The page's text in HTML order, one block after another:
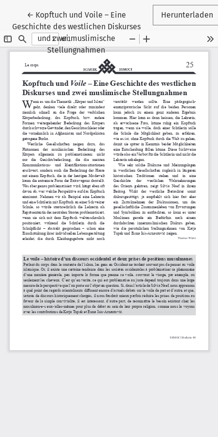
← Zu Artikeldetails zurückkehren
Kopftuch und Voile – Eine
Geschichte des westlichen Diskurses
und zwei muslimische
Stellungnahmen
Herunterladen